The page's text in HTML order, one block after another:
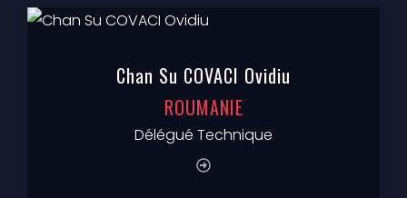
Chan Su COVACI Ovidiu
ROUMANIE
Délégué Technique